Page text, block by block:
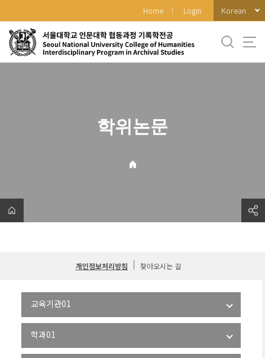
로
메
Home Login Korean
학위논문
개인정보처리방침 찾아오시는 길